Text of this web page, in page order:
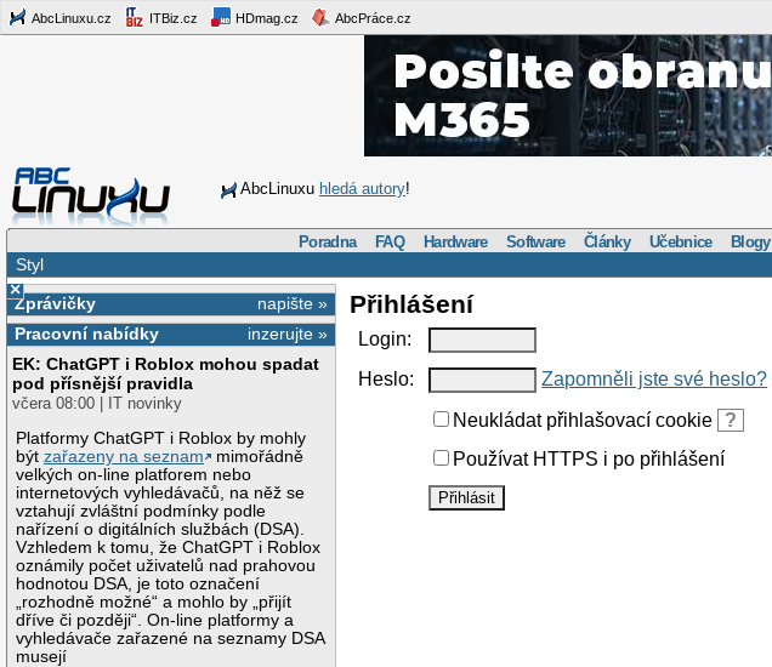
AbcLinuxu.cz ITBiz.cz HDmag.cz AbcPráce.cz
AbcLinuxu hledá autory!
Poradna FAQ Hardware Software Články Učebnice Blogy
Styl
×
napište »
Zprávičky
inzerujte »
Pracovní nabídky
EK: ChatGPT i Roblox mohou spadat
pod přísnější pravidla
včera 08:00 | IT novinky
Platformy ChatGPT i Roblox by mohly
býtzařazeny na seznam
mimořádně
velkých on-line platforem nebo
internetových vyhledávačů, na něž se
vztahují zvláštní podmínky podle
nařízení o digitálních službách (DSA).
Vzhledem k tomu, že ChatGPT i Roblox
oznámily počet uživatelů nad prahovou
hodnotou DSA, je toto označení
„rozhodně možné“ a mohlo by „přijít
dříve či později“. On-line platformy a
vyhledávače zařazené na seznamy DSA
musejí
Přihlášení
Login:
Heslo:
Zapomněli jste své heslo?
Neukládat přihlašovací cookie
?
Používat HTTPS i po přihlášení